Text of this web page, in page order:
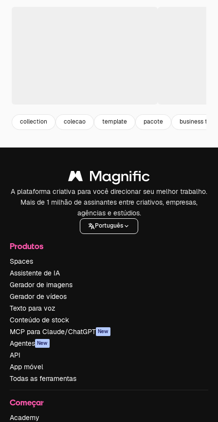
collection colecao template pacote business
A plataforma criativa para você direcionar seu melhor trabalho.
Mais de 1 milhão de assinantes entre criativos, empresas,
agências e estúdios.
Português
Produtos
Spaces
Assistente de IA
Gerador de imagens
Gerador de vídeos
Texto para voz
Conteúdo de stock
MCP para Claude/ChatGPT New
Agentes New
API
App móvel
Todas as ferramentas
Começar
Academy